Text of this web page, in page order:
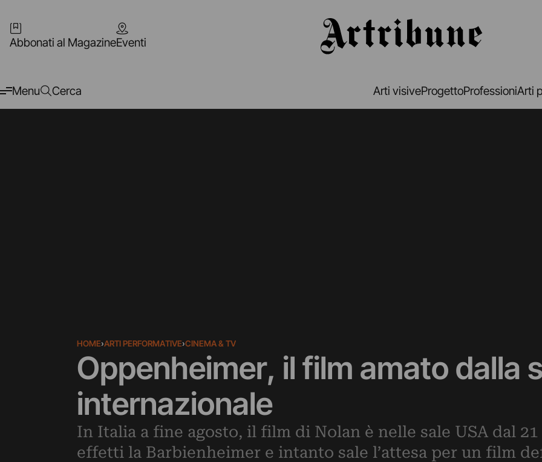
Abbonati al MagazineEventi
Menu Cerca Arti visiveProgettoProfessioniArti
HOME›ARTI PERFORMATIVE›CINEMA & TV
Oppenheimer, il film amato dalla
internazionale
In Italia a fine agosto, il film di Nolan è nelle sale USA dal
effetti la Barbienheimer e intanto sale l’attesa per un film